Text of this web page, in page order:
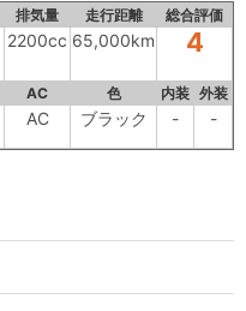
排気量 走行距離 総合評価
2200cc 65,000km 4
AC 色 内装 外装
AC ブラック - -